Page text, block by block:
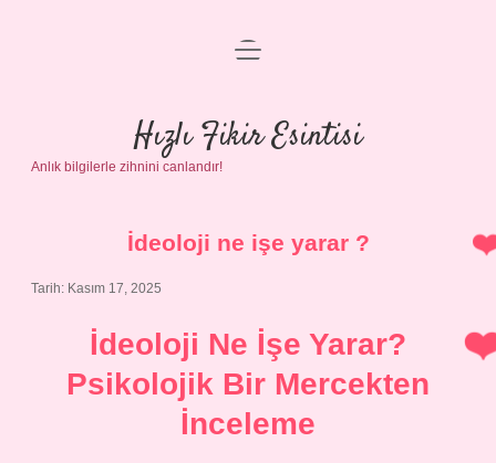
Anasayfa
Gizlilik Politikası
Yasal Uyarı
menüyü
Hızlı Fikir Esintisi
Anlık bilgilerle zihnini canlandır!
İdeoloji ne işe yarar ?
Tarih: Kasım 17, 2025
İdeoloji Ne İşe Yarar?
Psikolojik Bir Mercekten
İnceleme